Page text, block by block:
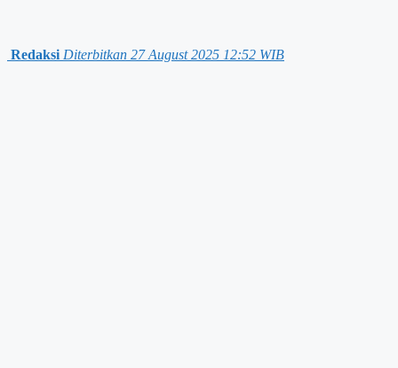
Redaksi Diterbitkan 27 August 2025 12:52 WIB